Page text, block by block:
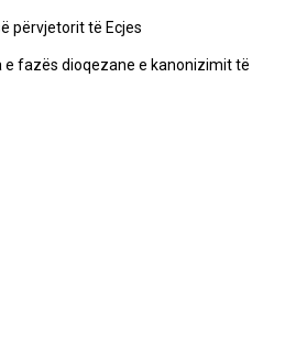
përvjetorit të Ecjes
e fazës dioqezane e kanonizimit të